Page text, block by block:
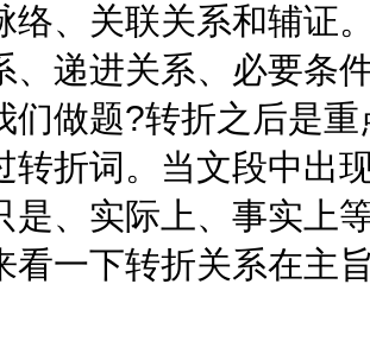
络、关联关系和辅证
、递进关系、必要条
们做题?转折之后是
转折词。当文段中出
是、实际上、事实上
看一下转折关系在主